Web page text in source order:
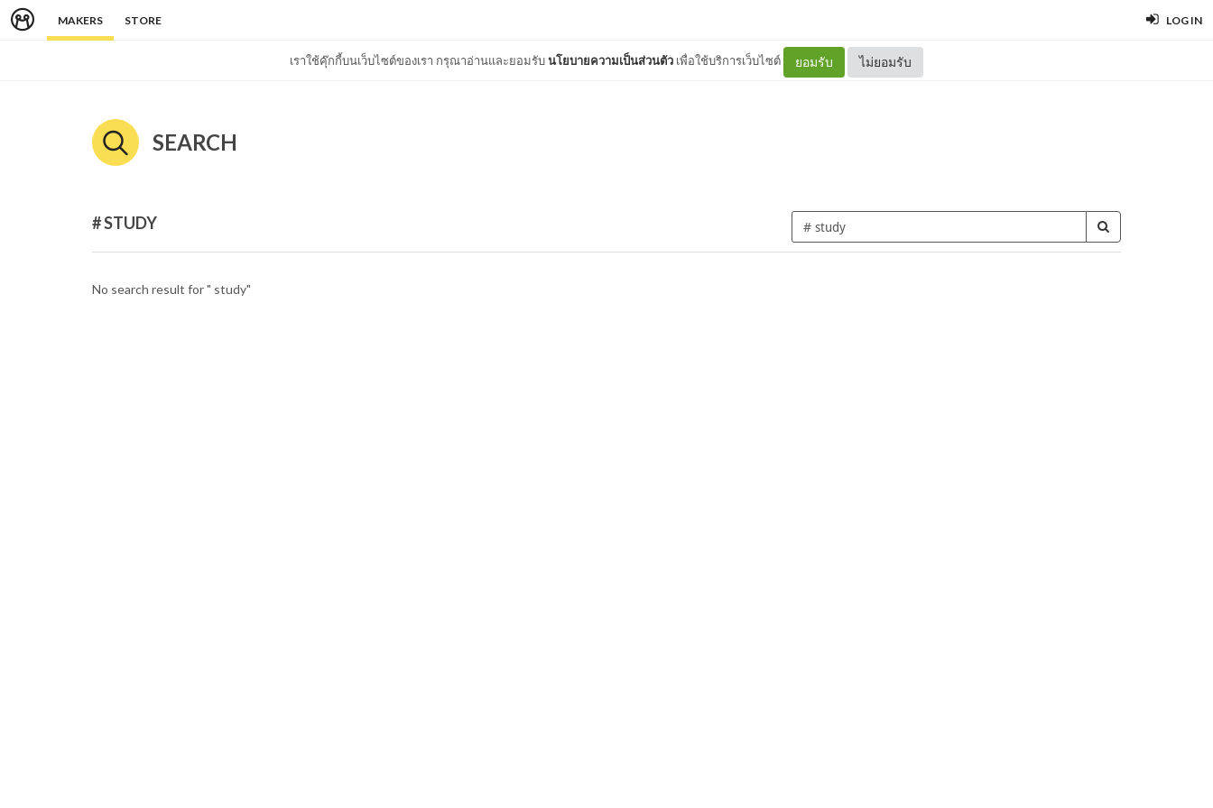
MAKERS STORE LOG IN
เราใช้คุ๊กกี้บนเว็บไซต์ของเรา กรุณาอ่านและยอมรับนโยบายความเป็นส่วนตัว เพื่อใช้บริการเว็บไซต์ ยอมรับ ไม่ยอมรับ
SEARCH
# STUDY
No search result for " study"